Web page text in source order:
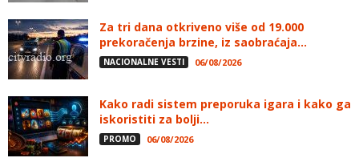
Za tri dana otkriveno više od 19.000
prekoračenja brzine, iz saobraćaja...
NACIONALNE VESTI 06/08/2026
Kako radi sistem preporuka igara i kako ga
iskoristiti za bolji...
PROMO 06/08/2026